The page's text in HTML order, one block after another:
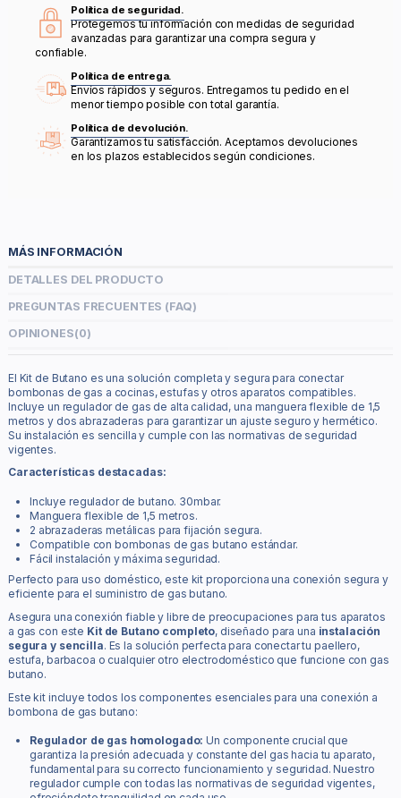
Política de seguridad.
Protegemos tu información con medidas de seguridad
avanzadas para garantizar una compra segura y
confiable.
Política de entrega.
Envíos rápidos y seguros. Entregamos tu pedido en el
menor tiempo posible con total garantía.
Política de devolución.
Garantizamos tu satisfacción. Aceptamos devoluciones
en los plazos establecidos según condiciones.
MÁS INFORMACIÓN
DETALLES DEL PRODUCTO
PREGUNTAS FRECUENTES (FAQ)
OPINIONES(0)
El Kit de Butano es una solución completa y segura para conectar
bombonas de gas a cocinas, estufas y otros aparatos compatibles.
Incluye un regulador de gas de alta calidad, una manguera flexible de 1,5
metros y dos abrazaderas para garantizar un ajuste seguro y hermético.
Su instalación es sencilla y cumple con las normativas de seguridad
vigentes.
Características destacadas:
Incluye regulador de butano. 30mbar.
Manguera flexible de 1,5 metros.
2 abrazaderas metálicas para fijación segura.
Compatible con bombonas de gas butano estándar.
Fácil instalación y máxima seguridad.
Perfecto para uso doméstico, este kit proporciona una conexión segura y
eficiente para el suministro de gas butano.
Asegura una conexión fiable y libre de preocupaciones para tus aparatos
a gas con este Kit de Butano completo, diseñado para una instalación
segura y sencilla. Es la solución perfecta para conectar tu paellero,
estufa, barbacoa o cualquier otro electrodoméstico que funcione con gas
butano.
Este kit incluye todos los componentes esenciales para una conexión a
bombona de gas butano:
Regulador de gas homologado: Un componente crucial que
garantiza la presión adecuada y constante del gas hacia tu aparato,
fundamental para su correcto funcionamiento y seguridad. Nuestro
regulador cumple con todas las normativas de seguridad vigentes,